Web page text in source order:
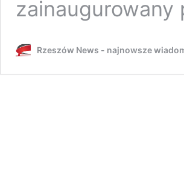
Rzeszów News - najnowsze